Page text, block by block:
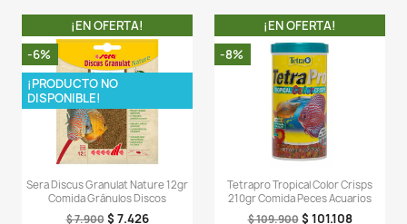
- Este producto forma parte de la gama de
Nature" que es libre de colorantes y
alimentación variada con ingredientes naturales
protección contra los síntomas de carencia y es
salud y vitalidad del pez. Por eso los alimentos Nature
ingredientes naturales como espirulina, krill o harina
sostenible, que se obtiene de larvas de la mosca
(Hermetia).
LA COMPRA INCLUYE:
- 1 tarro de Sera Flora Nature 60gr completamente